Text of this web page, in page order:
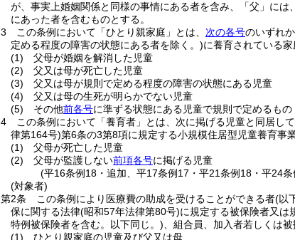
が、事実上婚姻関係と同様の事情にある者を含み、「父」に
にあった者を含むものとする。
3
この条例において「ひとり親家庭」とは、 次の各号のいずれ
定める程度の障害の状態にある者を除く。)に養育されている
(1)
父母が婚姻を解消した児童
(2)
父又は母が死亡した児童
(3)
父又は母が規則で定める程度の障害の状態にある児童
(4)
父又は母の生死が明らかでない児童
(5)
その他前各号に準ずる状態にある児童で規則で定めるもの
4
この条例において「養育者」とは、次に掲げる児童と同居し
律第164号)第6条の3第8項に規定する小規模住居型児童養育事
(1)
父母が死亡した児童
(2)
父母が監護しない前項各号に掲げる児童
(平16条例18・追加、平17条例17・平21条例18・平24
(対象者)
第2条
この条例により医療費の助成を受けることができる者(以
保に関する法律(昭和57年法律第80号)に規定する被保険者又は
特例被保険者を含む。以下同じ。) 、組合員、加入者若しくは
(1)
ひとり親家庭の児童及び父又は母